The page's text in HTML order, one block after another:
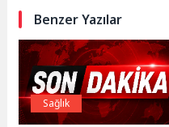
Benzer Yazılar
Sağlık